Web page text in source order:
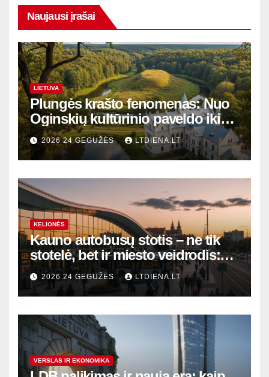
Naujausi įrašai
LIETUVA
Plungės krašto fenomenas: Nuo
Oginskių kultūrinio paveldo iki
Žemaitijos gamtos perlų
2026 24 GEGUŽĖS LTDIENA.LT
KELIONĖS
Kauno autobusų stotis – ne tik
stotelė, bet ir miesto veidrodis:
modernūs vartai į laikinąją
sostinę
2026 24 GEGUŽĖS LTDIENA.LT
VERSLAS IR EKONOMIKA